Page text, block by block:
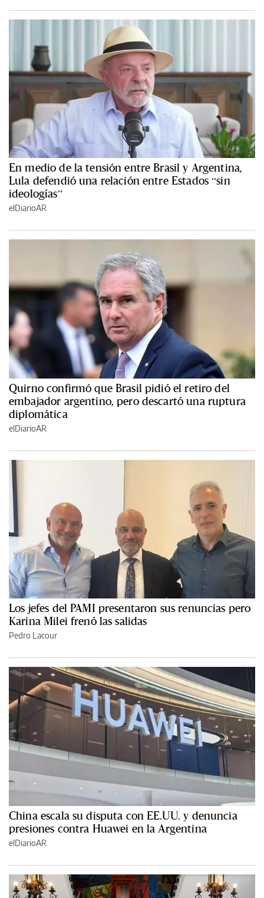
En medio de la tensión entre Brasil y Argentina,
Lula defendió una relación entre Estados “sin
ideologías”
elDiarioAR
Quirno confirmó que Brasil pidió el retiro del
embajador argentino, pero descartó una ruptura
diplomática
elDiarioAR
Los jefes del PAMI presentaron sus renuncias pero
Karina Milei frenó las salidas
Pedro Lacour
China escala su disputa con EE.UU. y denuncia
presiones contra Huawei en la Argentina
elDiarioAR